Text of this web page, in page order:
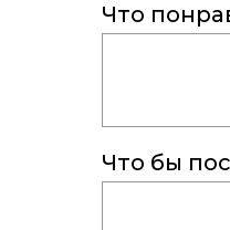
Что
Что бы